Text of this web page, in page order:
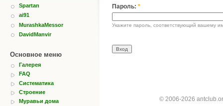
Spartan
ai91
MurashkaMessor
DavidManvir
Основное меню
Галерея
FAQ
Систематика
Строение
Муравьи дома
Пароль: *
Укажите пароль, соответствующий вашему
© 2006-2026